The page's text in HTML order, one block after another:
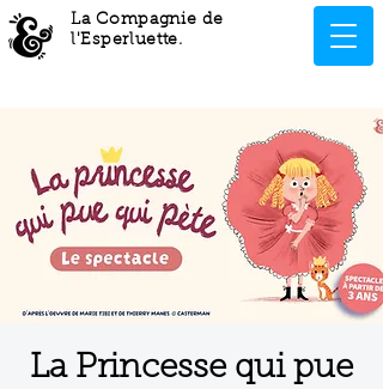
La Compagnie de
l'Esperluette.
La Princesse qui pue